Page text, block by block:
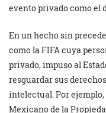
evento privado como el
En un hecho sin
como la FIFA cuya
privado, impuso al
resguardar sus
intelectual. Por
Mexicano de la